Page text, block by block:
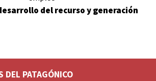
del recurso y generación
DEL PATAGÓNICO